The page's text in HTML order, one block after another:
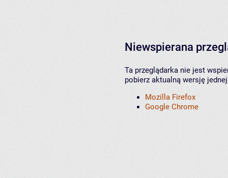
Niewspierana
Ta przeglądarka nie jest
pobierz aktualną wersję
Mozilla Firefox
Google Chrome